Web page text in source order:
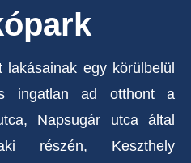
egy körülbelül
ingatlan ad otthont a
Napsugár utca által
részén, Keszthely